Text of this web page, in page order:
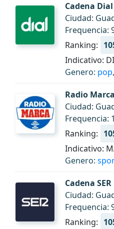
Cadena Dial
Ciudad:
Frequencia:
Ranking:
Indicativo:
Genero: pop,
Radio Marca
Ciudad:
Frequencia:
Ranking:
Indicativo:
Genero:
Cadena SER
Ciudad:
Frequencia:
Ranking: